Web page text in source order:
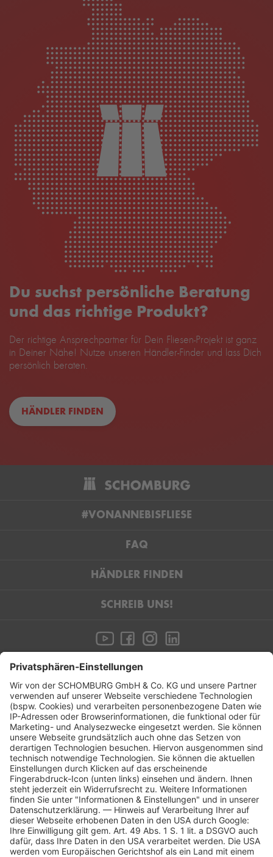
Du suchst persönliche Beratung
und das richtige Produkt?
Der richtige Ansprechpartner für Dein Fliesen-Projekt ist ganz
in Deiner Nähe! Nutze unseren Händler-Finder und lass Dich
persönlich beraten.
HÄNDLER FINDEN
#VONANNEBISFLIESE
FAQ
HÄNDLER FINDEN
SCHREIB UNS!
Newsletter
Jetzt anmelden und nichts mehr verpassen!
JETZT ANMELDEN!
Kontakt:
SCHOMBURG GmbH & Co KG
Aquafinstraße 2–8
32760 Detmold
Deutschland